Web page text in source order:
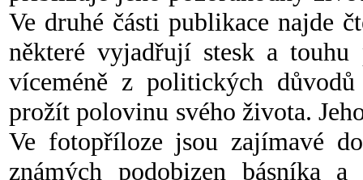
Ve druhé části publikace najde
některé vyjadřují stesk a touhu
víceméně z politických
prožít polovinu svého života.
Ve fotopříloze jsou zajímavé
známých podobizen básníka